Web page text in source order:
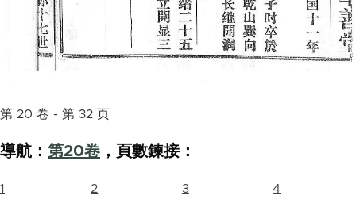
第 20 卷 - 第 32 页
導航： 第20卷 ，頁數鍊接：
1 2 3 4